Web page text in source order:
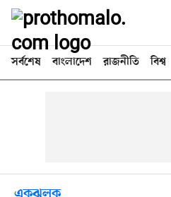
সর্বশেষ বাংলাদেশ রাজনীতি বিশ্ব